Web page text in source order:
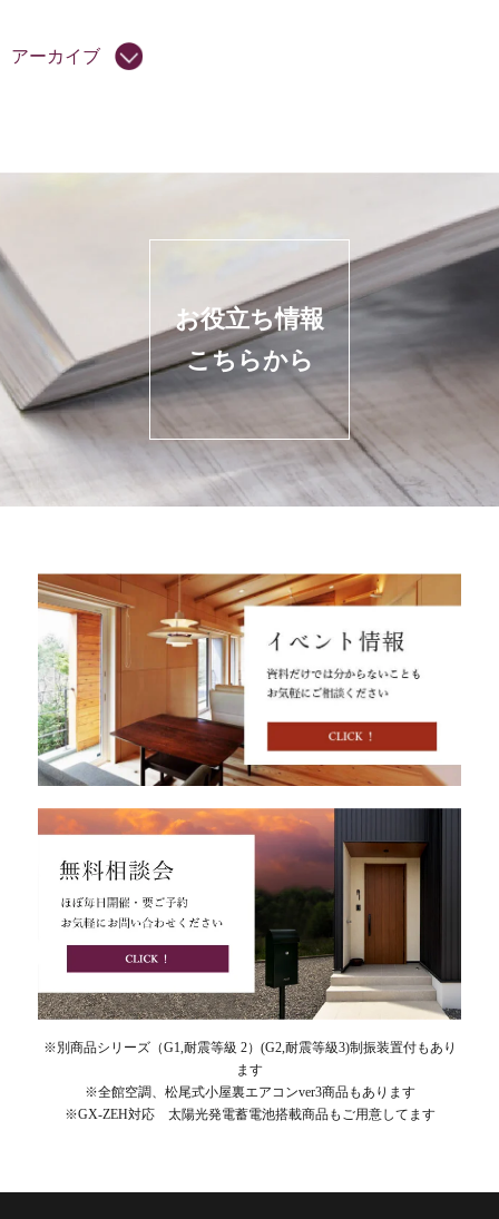
アーカイブ
お役立ち情報
こちらから
※別商品シリーズ（G1,耐震等級 2）(G2,耐震等級3)制振装置付もあり
ます
※全館空調、松尾式小屋裏エアコンver3商品もあります
※GX-ZEH対応 太陽光発電蓄電池搭載商品もご用意してます